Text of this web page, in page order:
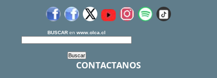
BUSCAR en www.olca.cl
CONTACTANOS